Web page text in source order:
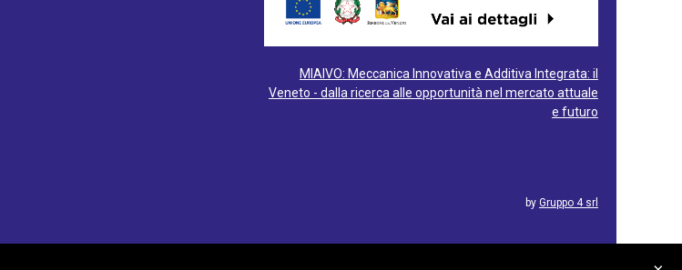
MIAIVO: Meccanica Innovativa e Additiva Integrata: il
Veneto - dalla ricerca alle opportunità nel mercato attuale
e futuro
by Gruppo 4 srl